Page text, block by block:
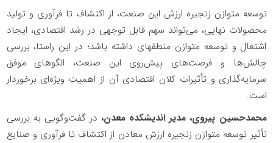
توسعه متوازن زنجیره ارزش این صنعت، از اکتشاف تا فرآوری و تولید
محصولات نهایی، می‌تواند سهم قابل توجهی در رشد اقتصادی، ایجاد
اشتغال و توسعه متوازن منطقهای داشته باشد؛ در این راستا، بررسی
چالش‌ها و فرصت‌های پیش‌روی این صنعت، الگوهای موفق
سرمایه‌گذاری و تأثیرات کلان اقتصادی آن از اهمیت ویژه‌ای برخوردار
است.
محمدحسین پیروی، مدیر اندیشکده معدن، در گفت‌وگویی به بررسی
تأثیر توسعه متوازن زنجیره ارزش معادن از اکتشاف تا فرآوری و صنایع